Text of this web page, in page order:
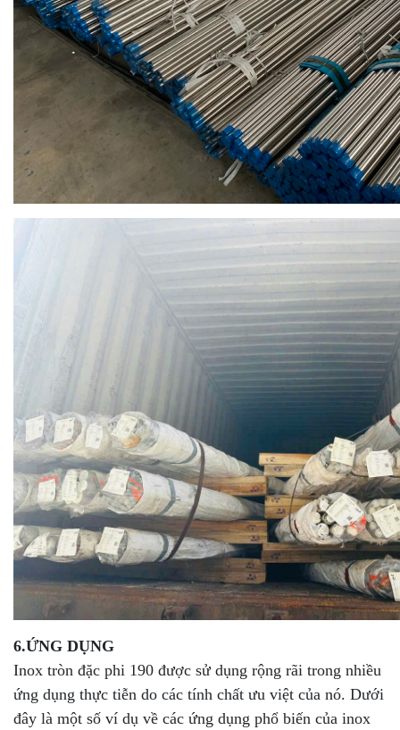
6.ỨNG DỤNG
Inox tròn đặc phi 190 được sử dụng rộng rãi trong nhiều
ứng dụng thực tiễn do các tính chất ưu việt của nó. Dưới
đây là một số ví dụ về các ứng dụng phổ biến của inox